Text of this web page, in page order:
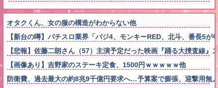
オタクくん、女の服の構造がわからない他
【新台の噂】パチスロ業界「バジ4、モンキーRED、北斗、番長5
【悲報】佐藤二朗さん（57）主演予定だった映画『踊る大捜査線
【画像あり】吉野家のステーキ定食、1500円ｗｗｗｗｗ他
防衛費、過去最大の約8兆9千億円要求へ…予算案で膨張、迎撃用無